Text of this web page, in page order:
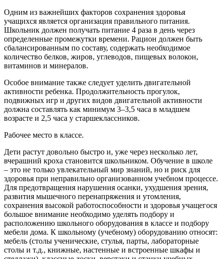
Одним из важнейших факторов сохранения здоровья
учащихся является организация правильного питания.
Школьник должен получать питание 4 раза в день через
определенные промежутки времени. Рацион должен быть
сбалансированным по составу, содержать необходимое
количество белков, жиров, углеводов, пищевых волокон,
витаминов и минералов.
Особое внимание также следует уделить двигательной
активности ребенка. Продолжительность прогулок,
подвижных игр и других видов двигательной активности
должна составлять как минимум 3–3,5 часа в младшем
возрасте и 2,5 часа у старшеклассников.
Рабочее место в классе.
Дети растут довольно быстро и, уже через несколько лет,
вчерашний кроха становится школьником. Обучение в школе
– это не только увлекательный мир знаний, но и риск для
здоровья при неправильно организованном учебном процессе.
Для предотвращения нарушения осанки, ухудшения зрения,
развития мышечного перенапряжения и утомления,
сохранения высокой работоспособности и здоровья учащегося
большое внимание необходимо уделять подбору и
расположению школьного оборудования в классе и подбору
мебели дома. К школьному (учебному) оборудованию относят:
мебель (столы ученические, стулья, парты, лабораторные
столы и т.д., книжные, настенные и встроенные шкафы и